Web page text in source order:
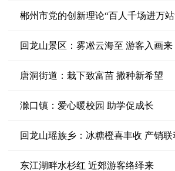
郴州市党的创新理论“百人千场进万
回龙山景区：雾凇云海至 游客入画来
唐洞街道：栽下致富苗 撒种新希望
滁口镇：爱心暖校园 助学促成长
回龙山瑶族乡：冰糖橙喜丰收 产销联
东江湖畔水杉红 近郊游客络绎来